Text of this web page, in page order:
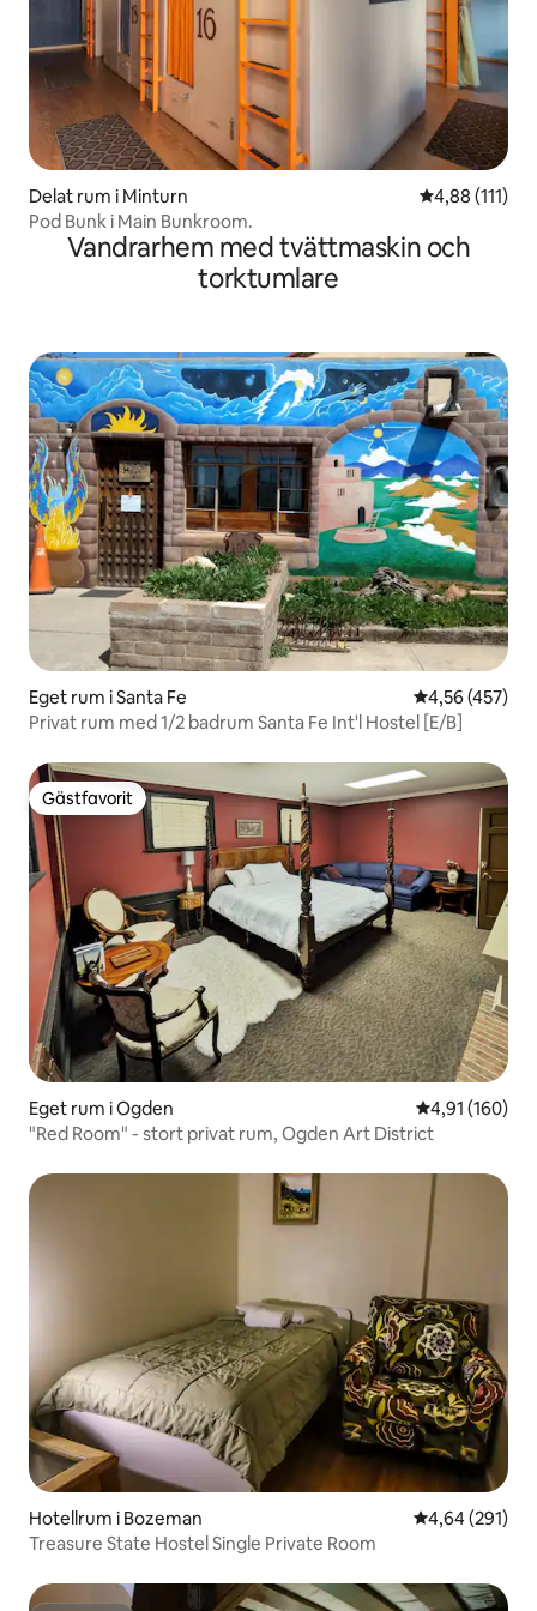
Delat rum i Minturn 4,88 av 5 i
4,88 (111)
Pod Bunk i Main Bunkroom.
Vandrarhem med tvättmaskin och
torktumlare
Eget rum i Santa Fe 4,56 av 5 i
4,56 (457)
Privat rum med 1/2 badrum Santa Fe Int'l Hostel [E/B]
Gästfavorit
Gästfavorit
Eget rum i Ogden 4,91 av 5 i
4,91 (160)
"Red Room" - stort privat rum, Ogden Art District
Hotellrum i Bozeman 4,64 av 5 i
4,64 (291)
Treasure State Hostel Single Private Room